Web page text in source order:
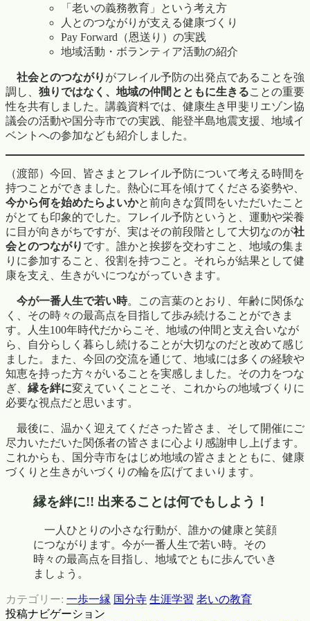
「老いの義務教育」という考え方
人とのつながりが支える健康づくり
Pay Forward（恩送り）の実践
地域活動・ボランティア活動の紹介
社会とのつながり がフレイル予防の出発点であることを強
調し、 独りではなく、地域の仲間とともに生きることの重要
性を共有しました。講義資料では、健康生き甲斐リエゾン協
議会の活動や国分寺市での実践、能登半島地震支援、地域イ
ベントへの参加なども紹介しました。
（渡部）今回、皆さまとフレイル予防について考える時間を
持つことができました。熱心に耳を傾けてくださる姿勢や、
今から何を始めたらよいかと前向きな質問をいただいたこと
がとても印象的でした。フレイル予防というと、運動や栄養
に目が向きがちですが、実はその前段階として大切なのが社
会とのつながり です。誰かと挨拶を交わすこと、地域の集ま
りに参加すること、役割を持つこと。それらが結果として健
康を支え、生きがいにつながっていきます。
今が一番人生で若い時。この言葉のとおり、年齢に関係な
く、その時々の最高点を目指して歩み続けることができま
す。人生100年時代だからこそ、地域の仲間と支え合いなが
ら、自分らしく暮らし続けることが大切なのだと改めて感じ
ました。また、今回の交流を通じて、地域には多くの経験や
知恵を持った方々がいることを実感しました。その力をつな
ぎ、 縁を絆に変えていくことこそ、これからの地域づくりに
必要な視点だと思います。
最後に、温かく迎えてくださった皆さま、そして開催にご
尽力いただいた関係者の皆さまに心より感謝申し上げます。
これからも、国分寺市をはじめ地域の皆さまとともに、健康
づくりと生きがいづくりの輪を広げてまいります。
縁を絆に!! 出来ることは何でもしよう！
一人ひとりの小さな行動が、誰かの健康と笑顔
につながります。今が一番人生で若い時。その
時々の最高点を目指し、地域でともに歩んでいき
ましょう。
カテゴリー: 一歩一縁 国分寺 生涯学習 老いの教育
投稿ナビゲーション